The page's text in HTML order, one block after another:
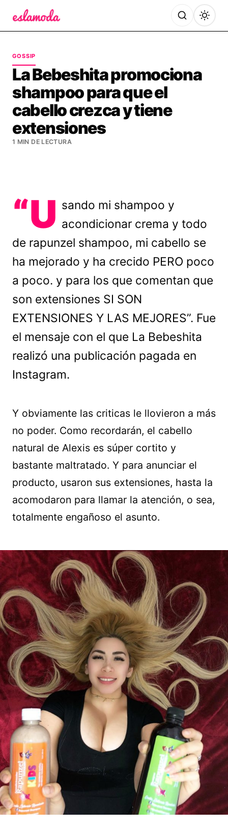
GOSSIP
La Bebeshita promociona
shampoo para que el
cabello crezca y tiene
extensiones
1 MIN DE LECTURA
“U sando mi shampoo y
acondicionar crema y todo
de rapunzel shampoo, mi cabello se
ha mejorado y ha crecido PERO poco
a poco. y para los que comentan que
son extensiones SI SON
EXTENSIONES Y LAS MEJORES”. Fue
el mensaje con el que La Bebeshita
realizó una publicación pagada en
Instagram.
Y obviamente las criticas le llovieron a más
no poder. Como recordarán, el cabello
natural de Alexis es súper cortito y
bastante maltratado. Y para anunciar el
producto, usaron sus extensiones, hasta la
acomodaron para llamar la atención, o sea,
totalmente engañoso el asunto.